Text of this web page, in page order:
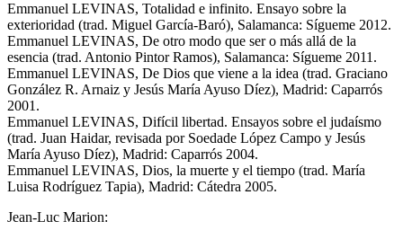
Emmanuel LEVINAS, Totalidad e infinito. Ensayo sobre la
exterioridad (trad. Miguel García-Baró), Salamanca: Sígueme 2012.
Emmanuel LEVINAS, De otro modo que ser o más allá de la
esencia (trad. Antonio Pintor Ramos), Salamanca: Sígueme 2011.
Emmanuel LEVINAS, De Dios que viene a la idea (trad. Graciano
González R. Arnaiz y Jesús María Ayuso Díez), Madrid: Caparrós
2001.
Emmanuel LEVINAS, Difícil libertad. Ensayos sobre el judaísmo
(trad. Juan Haidar, revisada por Soedade López Campo y Jesús
María Ayuso Díez), Madrid: Caparrós 2004.
Emmanuel LEVINAS, Dios, la muerte y el tiempo (trad. María
Luisa Rodríguez Tapia), Madrid: Cátedra 2005.
Jean-Luc Marion: